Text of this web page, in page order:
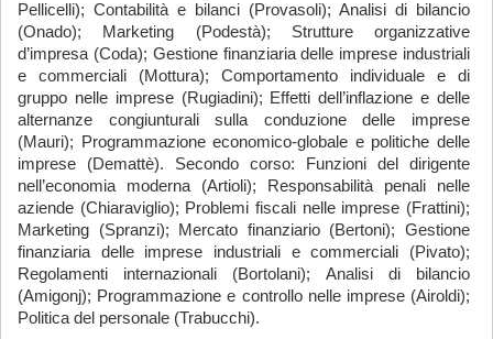
Pellicelli); Contabilità e bilanci (Provasoli); Analisi di bilancio
(Onado); Marketing (Podestà); Strutture organizzative
d’impresa (Coda); Gestione finanziaria delle imprese industriali
e commerciali (Mottura); Comportamento individuale e di
gruppo nelle imprese (Rugiadini); Effetti dell’inflazione e delle
alternanze congiunturali sulla conduzione delle imprese
(Mauri); Programmazione economico-globale e politiche delle
imprese (Demattè). Secondo corso: Funzioni del dirigente
nell’economia moderna (Artioli); Responsabilità penali nelle
aziende (Chiaraviglio); Problemi fiscali nelle imprese (Frattini);
Marketing (Spranzi); Mercato finanziario (Bertoni); Gestione
finanziaria delle imprese industriali e commerciali (Pivato);
Regolamenti internazionali (Bortolani); Analisi di bilancio
(Amigonj); Programmazione e controllo nelle imprese (Airoldi);
Politica del personale (Trabucchi).